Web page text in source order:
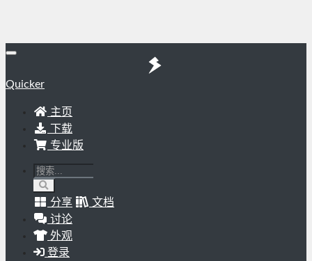
Quicker
主页
下载
专业版
分享
文档
讨论
外观
登录